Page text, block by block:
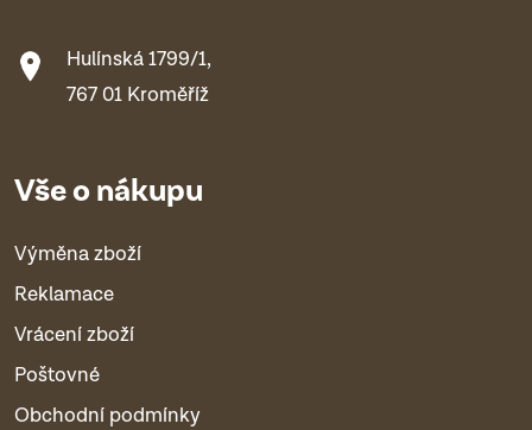
Hulínská 1799/1,
767 01 Kroměříž
Vše o nákupu
Výměna zboží
Reklamace
Vrácení zboží
Poštovné
Obchodní podmínky